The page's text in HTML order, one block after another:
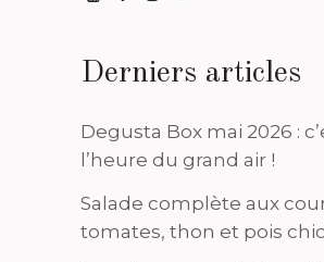
Derniers articles
Degusta Box mai 2026 :
l’heure du grand air !
Salade complète aux
tomates, thon et pois